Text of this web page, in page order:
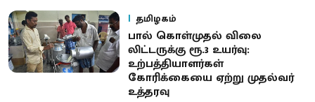
தமிழகம்
பால் கொள்முதல் விலை
லிட்டருக்கு ரூ.3 உயர்வு:
உற்பத்தியாளர்கள்
கோரிக்கையை ஏற்று முதல்வர்
உத்தரவு